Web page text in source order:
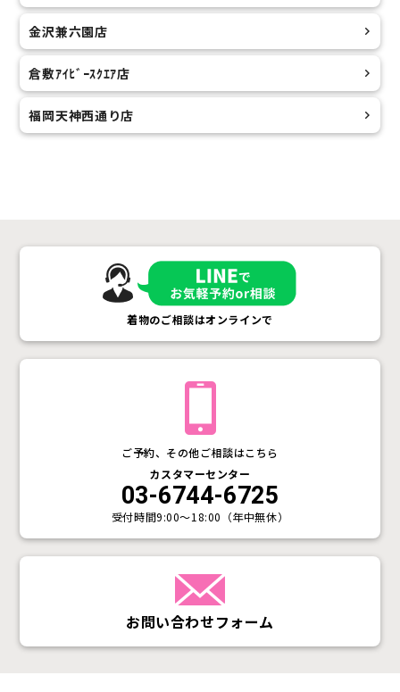
金沢兼六園店
倉敷ｱｲﾋﾞｰｽｸｴｱ店
福岡天神西通り店
お問い合わせフォーム
ご予約、その他ご相談はこちら
カスタマーセンター
03-6744-6725
受付時間9:00〜18:00（年中無休）
着物のご相談はオンラインで